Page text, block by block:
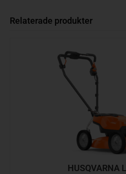
Relaterade produkter
HUSQVARNA